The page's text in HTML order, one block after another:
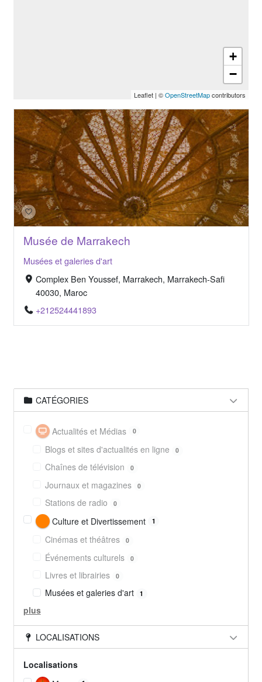
Musée de Marrakech
Musées et galeries d'art
Complex Ben Youssef, Marrakech, Marrakech-Safi
40030, Maroc
+212524441893
+
−
Leaflet | ©OpenStreetMapcontributors
CATÉGORIES
Actualités et Médias 0
Blogs et sites d'actualités en ligne 0
Chaînes de télévision 0
Journaux et magazines 0
Stations de radio 0
Culture et Divertissement 1
Cinémas et théâtres 0
Événements culturels 0
Livres et librairies 0
Musées et galeries d'art 1
plus
LOCALISATIONS
Localisations